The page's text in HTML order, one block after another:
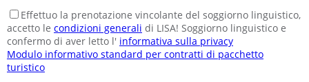
Effettuo la prenotazione vincolante del soggiorno linguistico,
accetto le condizioni generali di LISA! Soggiorno linguistico e
confermo di aver letto l' informativa sulla privacy
Modulo informativo standard per contratti di pacchetto
turistico